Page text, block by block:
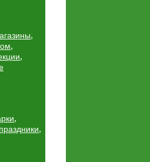
,
,
,
,
праздники,